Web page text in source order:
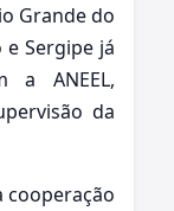
Grande do
e Sergipe já
a ANEEL,
da
cooperação